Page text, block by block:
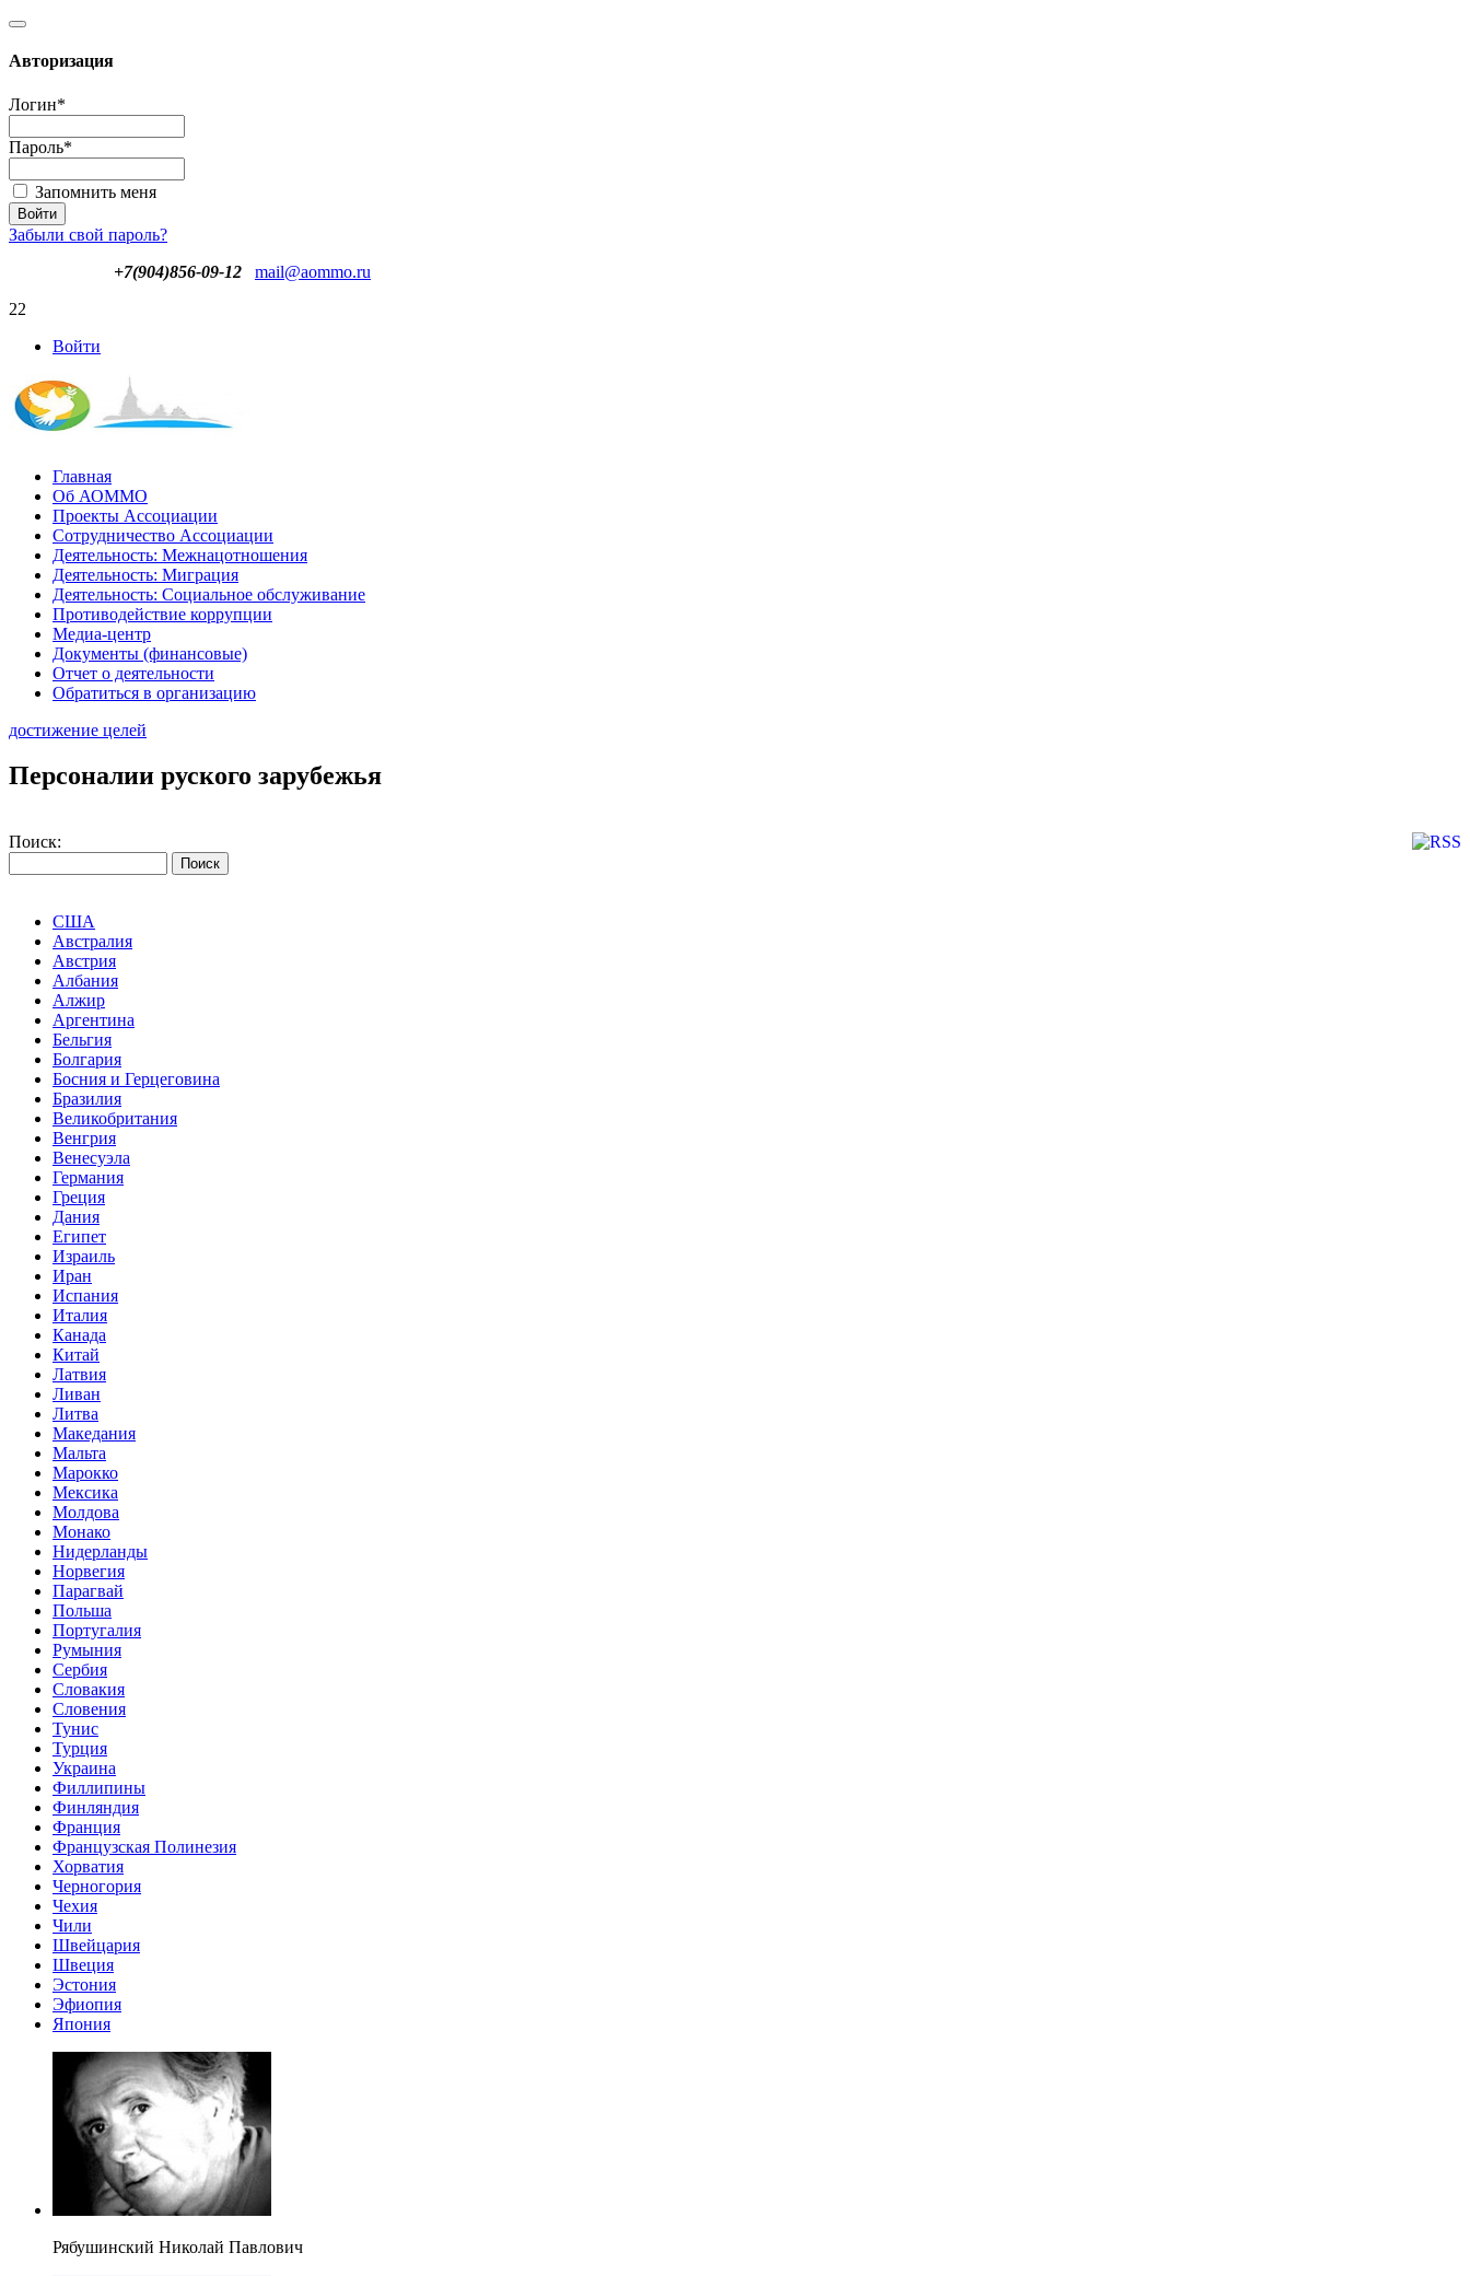
Авторизация
Логин*
Пароль*
Запомнить меня
Забыли свой пароль?
+7(904)856-09-12
mail@aommo.ru
22
Войти
Главная
Об АОММО
Проекты Ассоциации
Сотрудничество Ассоциации
Деятельность: Межнацотношения
Деятельность: Миграция
Деятельность: Социальное обслуживание
Противодействие коррупции
Медиа-центр
Документы (финансовые)
Отчет о деятельности
Обратиться в организацию
достижение целей
Персоналии руского зарубежья
Поиск:
США
Австралия
Австрия
Албания
Алжир
Аргентина
Бельгия
Болгария
Босния и Герцеговина
Бразилия
Великобритания
Венгрия
Венесуэла
Германия
Греция
Дания
Египет
Израиль
Иран
Испания
Италия
Канада
Китай
Латвия
Ливан
Литва
Македания
Мальта
Марокко
Мексика
Молдова
Монако
Нидерланды
Норвегия
Парагвай
Польша
Португалия
Румыния
Сербия
Словакия
Словения
Тунис
Турция
Украина
Филлипины
Финляндия
Франция
Французская Полинезия
Хорватия
Черногория
Чехия
Чили
Швейцария
Швеция
Эстония
Эфиопия
Япония
Рябушинский Николай Павлович